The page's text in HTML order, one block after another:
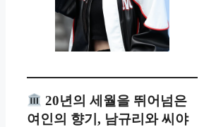
20년의 세월을 뛰어넘은
여인의 향기, 남규리와 씨야